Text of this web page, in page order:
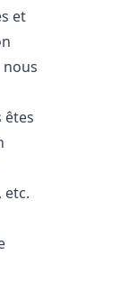
et
êtes
etc.